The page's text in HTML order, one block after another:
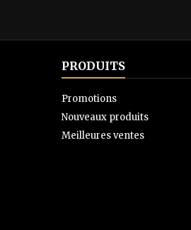
PRODUITS
Promotions
Nouveaux produits
Meilleures ventes